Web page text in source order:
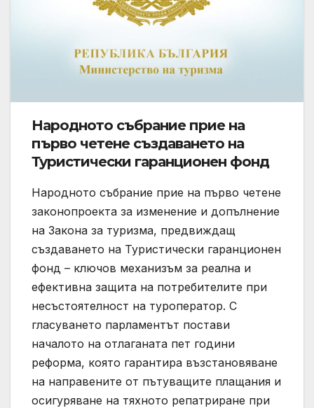
Народното събрание прие на
първо четене създаването на
Туристически гаранционен фонд
Народното събрание прие на първо четене
законопроекта за изменение и допълнение
на Закона за туризма, предвиждащ
създаването на Туристически гаранционен
фонд – ключов механизъм за реална и
ефективна защита на потребителите при
несъстоятелност на туроператор. С
гласуването парламентът постави
началото на отлаганата пет години
реформа, която гарантира възстановяване
на направените от пътуващите плащания и
осигуряване на тяхното репатриране при